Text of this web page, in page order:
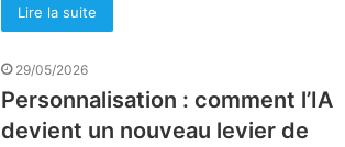
Lire la suite
29/05/2026
Personnalisation : comment l’IA
devient un nouveau levier de